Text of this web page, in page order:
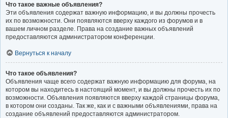
Что такое важные объявления?
Эти объявления содержат важную информацию, и вы должны прочесть
их по возможности. Они появляются вверху каждого из форумов и в
вашем личном разделе. Права на создание важных объявлений
предоставляются администратором конференции.
Вернуться к началу
Что такое объявления?
Объявления чаще всего содержат важную информацию для форума, на
котором вы находитесь в настоящий момент, и вы должны прочесть их по
возможности. Объявления появляются вверху каждой страницы форума,
в котором они созданы. Так же, как и с важными объявлениями, права на
создание объявлений предоставляются администратором.